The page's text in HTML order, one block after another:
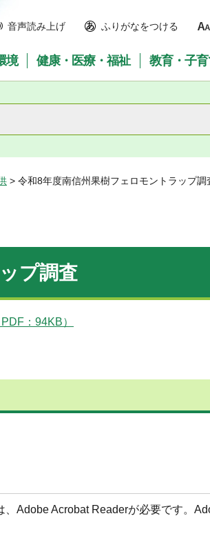
音声読み上げ ふりがなをつける
境 健康・医療・福祉 教育・子
> 令和8年度南信州果樹フェロモントラップ調
プ調査
：94KB）
Adobe Acrobat Readerが必要です。